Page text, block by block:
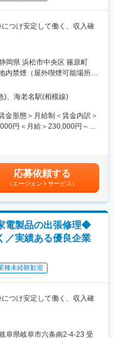
降の問い合わせは原則翌日
日部市）にて社内の業務の
って滞在いただきます。
本サービスセンター（大阪
います。実際の機械の組み
対応方法を学びます。
マンションを借ります。
研修を行いその後独り立ちと
帰となります。
送会社に受け取りにて対応し
発生することもございま
、お客様先での対応時間の
自体はそこまで多くありま
応としています。お休みの
ん。
つけ安定して働く、収入確
、据付作業までを担当しま
ん。
冷蔵庫、調理家電、エアコ
く
厚生も充実しており、安定
岡県 浜松市中央区 篠原町
禁煙（屋外喫煙可能場所あ
奈川県綾瀬市早川2696-12 勤
喫煙対策：その他（敷地内
)、海老名駅(相模線)
金形態＞月給制＜賃金内訳＞
円＜月給＞230,000円～
可能性があります。月給(月額)
応募依頼する
（エージェントサービス）
電製品の出張修理◆
／実績ある優良企業
種未経験歓迎
つけ安定して働く、収入確
阜県岐阜市六条南2-4-23 受